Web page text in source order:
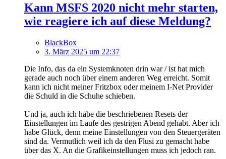
Kann MSFS 2020 nicht mehr starten,
wie reagiere ich auf diese Meldung?
BlackBox
3. März 2025 um 22:37
Die Info, das da ein Systemknoten drin war / ist hat mich
gerade auch noch über einem anderen Weg erreicht. Somit
kann ich nicht meiner Fritzbox oder meinem I-Net Provider
die Schuld in die Schuhe schieben.
Und ja, auch ich habe die beschriebenen Resets der
Einstellungen im Laufe des gestrigen Abend gehabt. Aber ich
habe Glück, denn meine Einstellungen von den Steuergeräten
sind da. Vermutlich weil ich da den Flusi zu gemacht habe
über das X. An die Grafikeinstellungen muss ich jedoch ran.